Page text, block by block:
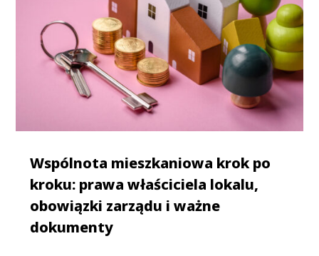
Wspólnota mieszkaniowa krok po
kroku: prawa właściciela lokalu,
obowiązki zarządu i ważne
dokumenty